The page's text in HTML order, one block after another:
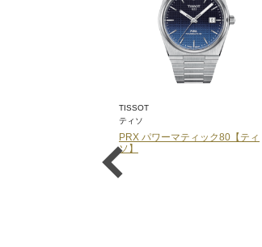
ABOUT VINTAGE
アバウト・ヴィンテージ
1960 レーシング クロノグラフ ス
チール / ミッドナイトブルー